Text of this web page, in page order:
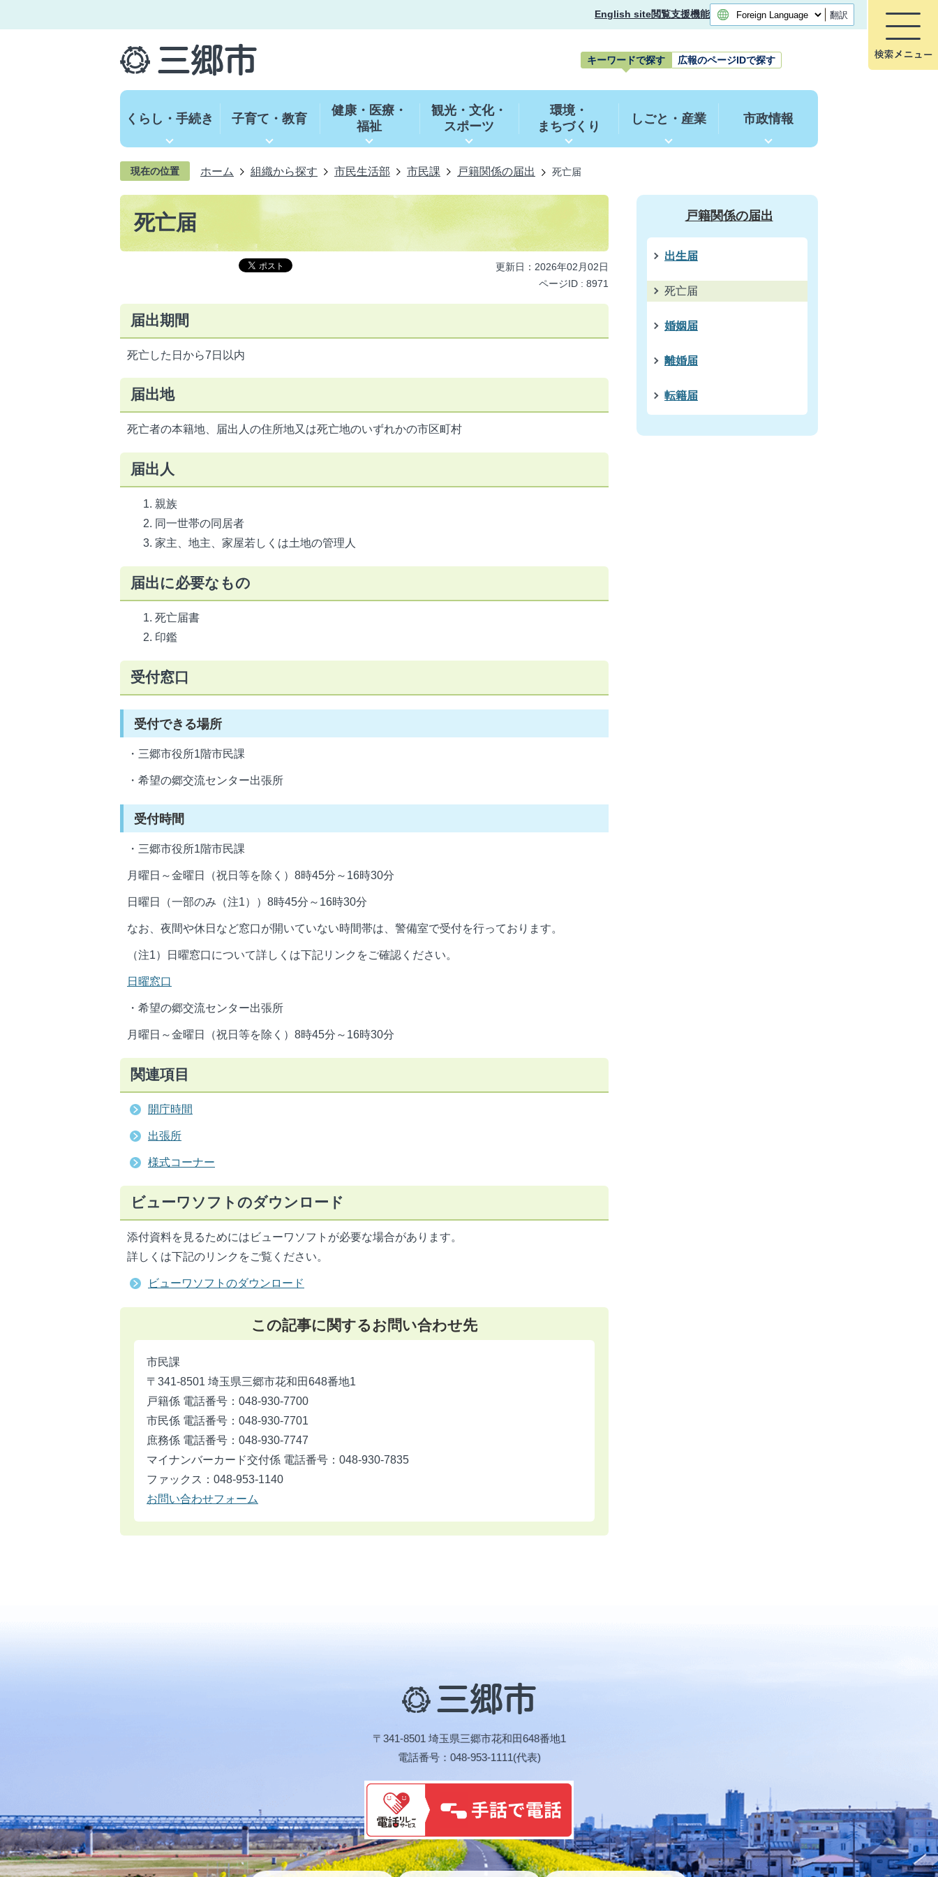
English site閲覧支援機能 翻訳
キーワードで探す 広報のページIDで探す
ワ
ー
くらし・手続き 子育て・教育
健康・医療・
福祉
観光・文化・
スポーツ
環境・
まちづくり
しごと・産業 市政情報
現在の位置 ホーム 組織から探す 市民生活部 市民課 戸籍関係の届出 死亡届
死亡届
更新日：2026年02月02日
ページID : 8971
届出期間
死亡した日から7日以内
届出地
死亡者の本籍地、届出人の住所地又は死亡地のいずれかの市区町村
届出人
親族
同一世帯の同居者
家主、地主、家屋若しくは土地の管理人
届出に必要なもの
死亡届書
印鑑
受付窓口
受付できる場所
・三郷市役所1階市民課
・希望の郷交流センター出張所
受付時間
・三郷市役所1階市民課
月曜日～金曜日（祝日等を除く）8時45分～16時30分
日曜日（一部のみ（注1））8時45分～16時30分
なお、夜間や休日など窓口が開いていない時間帯は、警備室で受付を行っております。
（注1）日曜窓口について詳しくは下記リンクをご確認ください。
日曜窓口
・希望の郷交流センター出張所
月曜日～金曜日（祝日等を除く）8時45分～16時30分
関連項目
開庁時間
出張所
様式コーナー
ビューワソフトのダウンロード
添付資料を見るためにはビューワソフトが必要な場合があります。
詳しくは下記のリンクをご覧ください。
ビューワソフトのダウンロード
この記事に関するお問い合わせ先
市民課
〒341-8501 埼玉県三郷市花和田648番地1
戸籍係 電話番号：048-930-7700
市民係 電話番号：048-930-7701
庶務係 電話番号：048-930-7747
マイナンバーカード交付係 電話番号：048-930-7835
ファックス：048-953-1140
お問い合わせフォーム
戸籍関係の届出
出生届
死亡届
婚姻届
離婚届
転籍届
三
郷
〒341-8501 埼玉県三郷市花和田648番地1
電話番号：048-953-1111(代表)